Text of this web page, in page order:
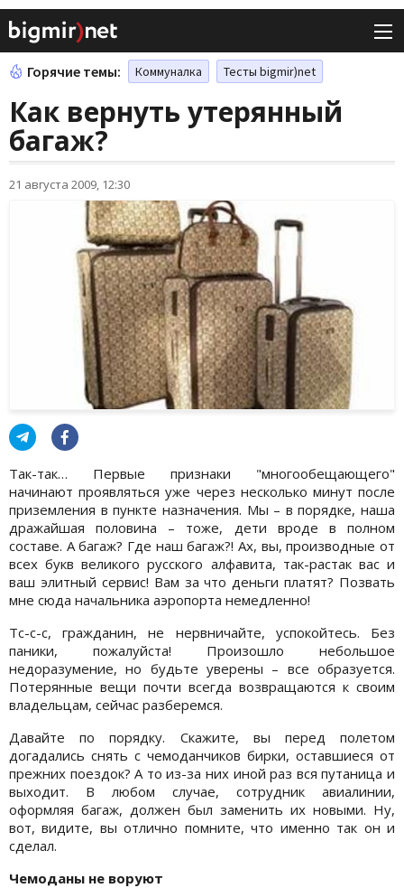
Горячие темы: Коммуналка Тесты bigmir)net
Как вернуть утерянный
багаж?
21 августа 2009, 12:30
Так-так… Первые признаки "многообещающего"
начинают проявляться уже через несколько минут после
приземления в пункте назначения. Мы – в порядке, наша
дражайшая половина – тоже, дети вроде в полном
составе. А багаж? Где наш багаж?! Ах, вы, производные от
всех букв великого русского алфавита, так-растак вас и
ваш элитный сервис! Вам за что деньги платят? Позвать
мне сюда начальника аэропорта немедленно!
Тс-с-с, гражданин, не нервничайте, успокойтесь. Без
паники, пожалуйста! Произошло небольшое
недоразумение, но будьте уверены – все образуется.
Потерянные вещи почти всегда возвращаются к своим
владельцам, сейчас разберемся.
Давайте по порядку. Скажите, вы перед полетом
догадались снять с чемоданчиков бирки, оставшиеся от
прежних поездок? А то из-за них иной раз вся путаница и
выходит. В любом случае, сотрудник авиалинии,
оформляя багаж, должен был заменить их новыми. Ну,
вот, видите, вы отлично помните, что именно так он и
сделал.
Чемоданы не воруют